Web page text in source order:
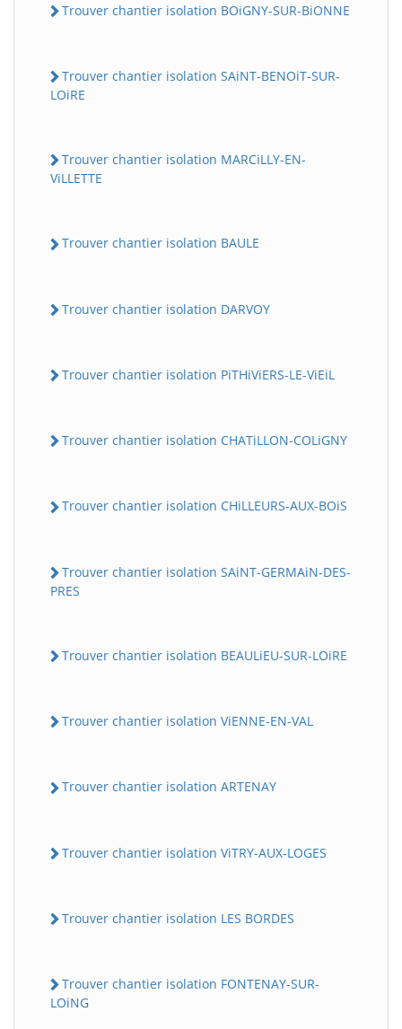
Trouver chantier isolation BOiGNY-SUR-BiONNE
Trouver chantier isolation SAiNT-BENOiT-SUR-
LOiRE
Trouver chantier isolation MARCiLLY-EN-
ViLLETTE
Trouver chantier isolation BAULE
Trouver chantier isolation DARVOY
Trouver chantier isolation PiTHiViERS-LE-ViEiL
Trouver chantier isolation CHATiLLON-COLiGNY
Trouver chantier isolation CHiLLEURS-AUX-BOiS
Trouver chantier isolation SAiNT-GERMAiN-DES-
PRES
Trouver chantier isolation BEAULiEU-SUR-LOiRE
Trouver chantier isolation ViENNE-EN-VAL
Trouver chantier isolation ARTENAY
Trouver chantier isolation ViTRY-AUX-LOGES
Trouver chantier isolation LES BORDES
Trouver chantier isolation FONTENAY-SUR-
LOiNG